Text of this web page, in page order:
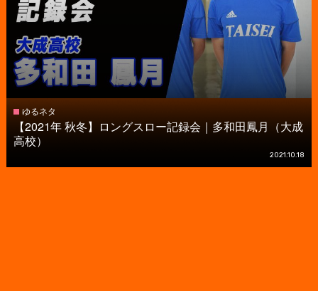
ゆるネタ
【2021年 秋冬】ロングスロー記録会｜多和田鳳月（大成
高校）
2021.10.18